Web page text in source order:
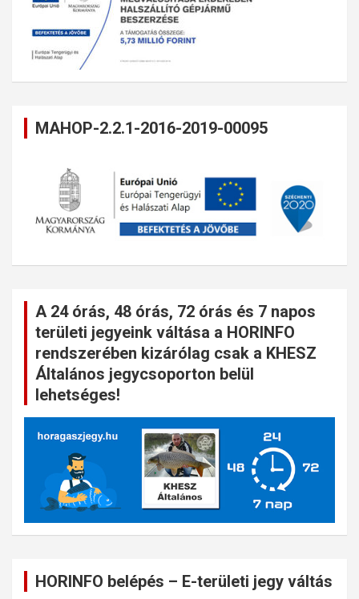
MAHOP-2.2.1-2016-2019-00095
A 24 órás, 48 órás, 72 órás és 7 napos
területi jegyeink váltása a HORINFO
rendszerében kizárólag csak a KHESZ
Általános jegycsoporton belül
lehetséges!
HORINFO belépés – E-területi jegy váltás